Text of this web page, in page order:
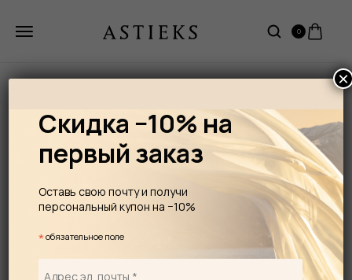
0
Скидка −10% на
первый заказ
Оставь свою почту и получи
персональный купон на −10%
* обязательное поле
×